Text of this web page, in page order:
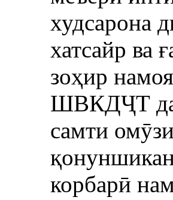
худсарона
хатсайр ва
зоҳир
ШВКДҶТ
самти
корбарӣ